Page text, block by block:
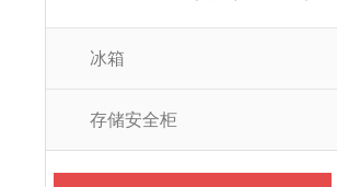
冰箱
存储安全柜